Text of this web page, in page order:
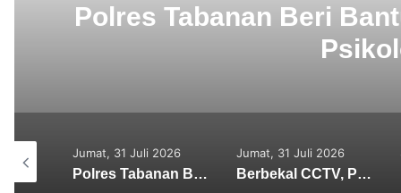
Tabanan Beri Bantuan
Psikologis
Jumat, 31 Juli 2026
Polres Tabanan Beri Bantuan dan Pendampingan Psikologis
Jumat, 31 Juli 2026
Berbekal CCTV, Pelaku Tabrak Lari Terungkap